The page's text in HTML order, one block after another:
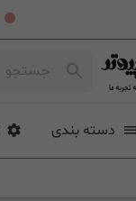
دسته بندی